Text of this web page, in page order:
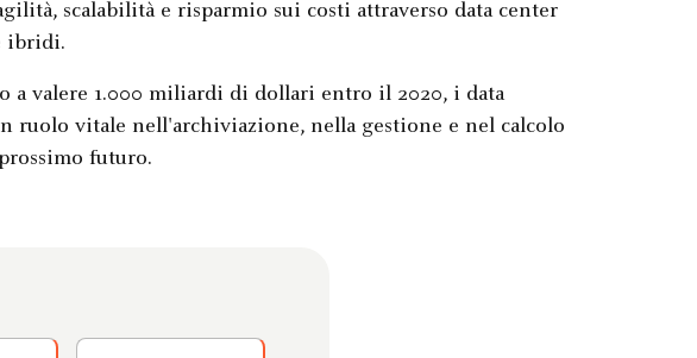
scalabilità e risparmio sui costi attraverso data center
ibridi.
a valere 1.000 miliardi di dollari entro il 2020, i data
ruolo vitale nell'archiviazione, nella gestione e nel calcolo
futuro.